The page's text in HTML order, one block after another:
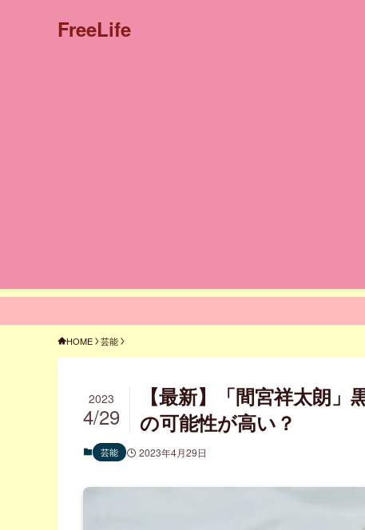
FreeLife
HOME 芸能
【最新】「間宮祥太朗
の可能性が高い？
2023
4/29
芸能 2023年4月29日